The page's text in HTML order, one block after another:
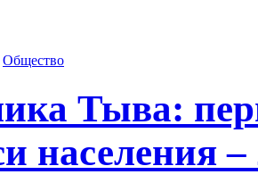
Общество
Тыва:
населения –